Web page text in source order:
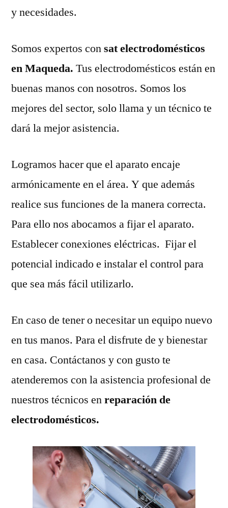
y necesidades.
Somos expertos consat electrodomésticos
en Maqueda. Tus electrodomésticos están en
buenas manos con nosotros. Somos los
mejores del sector, solo llama y un técnico te
dará la mejor asistencia.
Logramos hacer que el aparato encaje
armónicamente en el área. Y que además
realice sus funciones de la manera correcta.
Para ello nos abocamos a fijar el aparato.
Establecer conexiones eléctricas. Fijar el
potencial indicado e instalar el control para
que sea más fácil utilizarlo.
En caso de tener o necesitar un equipo nuevo
en tus manos. Para el disfrute de y bienestar
en casa. Contáctanos y con gusto te
atenderemos con la asistencia profesional de
nuestros técnicos enreparación de
electrodomésticos.